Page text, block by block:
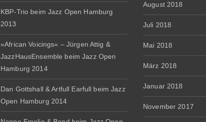
KBP-Trio beim Jazz Open Hamburg
2013
»African Voicings« – Jürgen Attig &
JazzHausEnsemble beim Jazz Open
Hamburg 2014
Dan Gottshall & Artfull Earfull beim Jazz
Open Hamburg 2014
August 2018
Juli 2018
Mai 2018
März 2018
Januar 2018
November 2017